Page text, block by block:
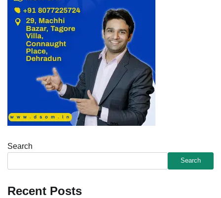
Search
Search
Recent Posts